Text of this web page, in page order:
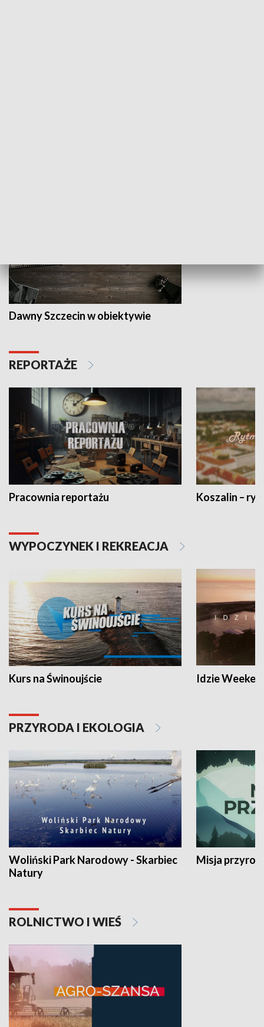
Dawny Szczecin w obiektywie
REPORTAŻE
Pracownia reportażu Koszalin –
WYPOCZYNEK I REKREACJA
Kurs na Świnoujście Idzie
PRZYRODA I EKOLOGIA
Woliński Park Narodowy - Skarbiec
Natury
Misja
ROLNICTWO I WIEŚ